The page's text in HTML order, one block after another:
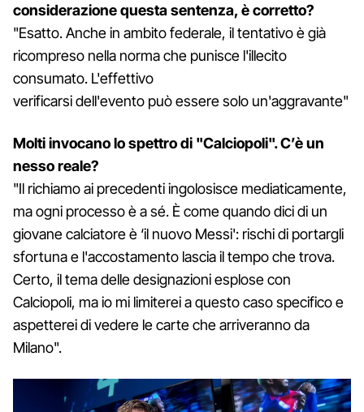
considerazione questa sentenza, è corretto?
"Esatto. Anche in ambito federale, il tentativo è già
ricompreso nella norma che punisce l'illecito
consumato. L'effettivo
verificarsi dell'evento può essere solo un'aggravante"
Molti invocano lo spettro di "Calciopoli". C’è un
nesso reale?
"Il richiamo ai precedenti ingolosisce mediaticamente,
ma ogni processo è a sé. È come quando dici di un
giovane calciatore è ‘il nuovo Messi': rischi di portargli
sfortuna e l'accostamento lascia il tempo che trova.
Certo, il tema delle designazioni esplose con
Calciopoli, ma io mi limiterei a questo caso specifico e
aspetterei di vedere le carte che arriveranno da
Milano".